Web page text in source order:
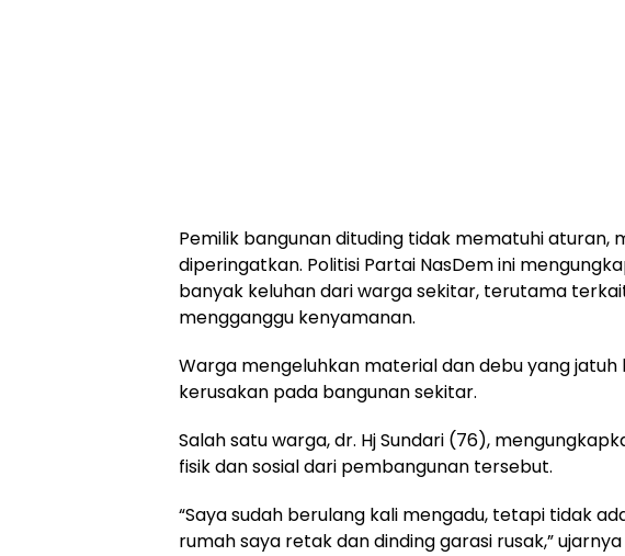
Pemilik bangunan dituding tidak mematuhi aturan,
diperingatkan. Politisi Partai NasDem ini
banyak keluhan dari warga sekitar, terutama
mengganggu kenyamanan.
Warga mengeluhkan material dan debu yang
kerusakan pada bangunan sekitar.
Salah satu warga, dr. Hj Sundari (76),
fisik dan sosial dari pembangunan tersebut.
“Saya sudah berulang kali mengadu, tetapi tidak
rumah saya retak dan dinding garasi rusak,”